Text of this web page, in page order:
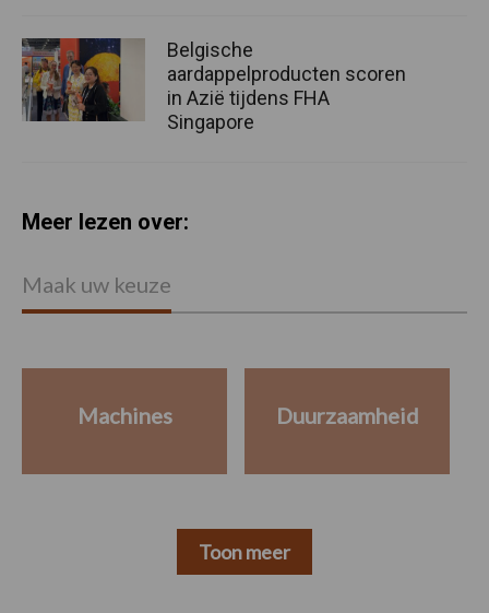
Belgische
aardappelproducten scoren
in Azië tijdens FHA
Singapore
Meer lezen over:
Maak uw keuze
Machines Duurzaamheid
Toon meer